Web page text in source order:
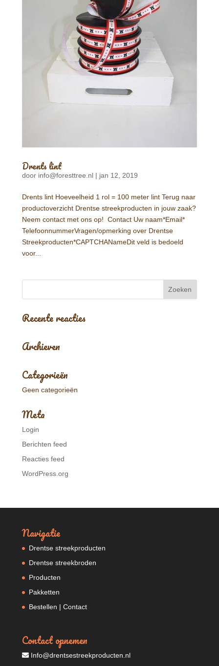
Drents lint
door info@foresttree.nl| jan 12, 2019
Drents lint Hoeveelheid 1 rol = 100 meter lint Terug naar
productoverzicht Drentse streekproducten in jouw zaak?
Neem contact met ons op! Contact Uw naam*Email*
TelefoonnummerVragen/opmerking over Drentse
Streekproducten*CAPTCHANameDit veld is bedoeld
voor...
Recente reacties
Archieven
Categorieën
Geen categorieën
Meta
Login
Berichten feed
Reacties feed
WordPress.org
Navigatie
Drentse streekproducten
Drentse streekbroden
Producten
Pakketten
Bestellen | Contact
Contact opnemen
Info@drentsestreekproducten.nl